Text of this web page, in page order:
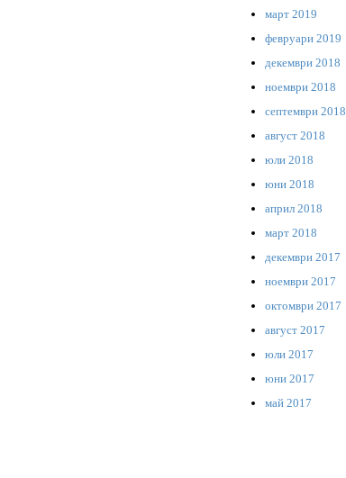
март 2019
февруари 2019
декември 2018
ноември 2018
септември 2018
август 2018
юли 2018
юни 2018
април 2018
март 2018
декември 2017
ноември 2017
октомври 2017
август 2017
юли 2017
юни 2017
май 2017